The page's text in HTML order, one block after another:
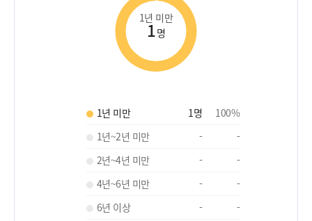
1년 미만
1명
1년 미만 1명 100%
1년~2년 미만
-
-
2년~4년 미만
-
-
4년~6년 미만
-
-
6년 이상
- -